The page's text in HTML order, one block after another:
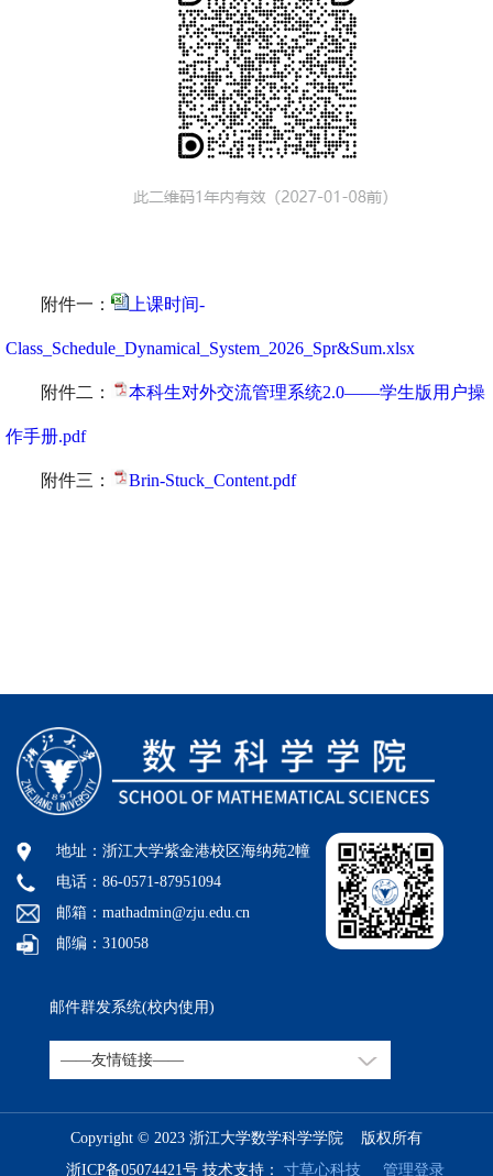
附件一： 上课时间-
Class_Schedule_Dynamical_System_2026_Spr&Sum.xlsx
附件二： 本科生对外交流管理系统2.0——学生版用户操
作手册.pdf
附件三： Brin-Stuck_Content.pdf
地址：浙江大学紫金港校区海纳苑2幢
电话：86-0571-87951094
邮箱：mathadmin@zju.edu.cn
邮编：310058
邮件群发系统(校内使用)
Copyright © 2023 浙江大学数学科学学院 版权所有
浙ICP备05074421号 技术支持： 寸草心科技 管理登录